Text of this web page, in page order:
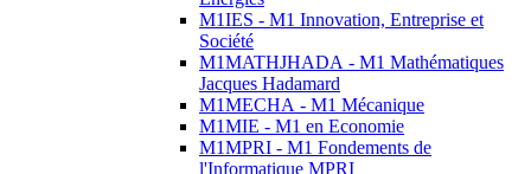
M1IES - M1 Innovation, Entreprise et
Société
M1MATHJHADA - M1 Mathématiques
Jacques Hadamard
M1MECHA - M1 Mécanique
M1MIE - M1 en Economie
M1MPRI - M1 Fondements de
l'Informatique MPRI